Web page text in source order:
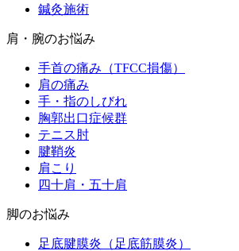
鍼灸施術
肩・腕のお悩み
手首の痛み（TFCC損傷）
肩の痛み
手・指のしびれ
胸郭出口症候群
テニス肘
腱鞘炎
肩こり
四十肩・五十肩
脚のお悩み
足底腱膜炎（足底筋膜炎）